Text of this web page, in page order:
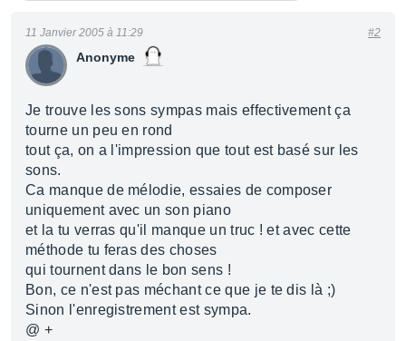
Anonyme
11 Janvier 2005 à 11:29 #2
Je trouve les sons sympas mais effectivement ça
tourne un peu en rond
tout ça, on a l'impression que tout est basé sur les
sons.
Ca manque de mélodie, essaies de composer
uniquement avec un son piano
et la tu verras qu'il manque un truc ! et avec cette
méthode tu feras des choses
qui tournent dans le bon sens !
Bon, ce n'est pas méchant ce que je te dis là ;)
Sinon l'enregistrement est sympa.
@ +